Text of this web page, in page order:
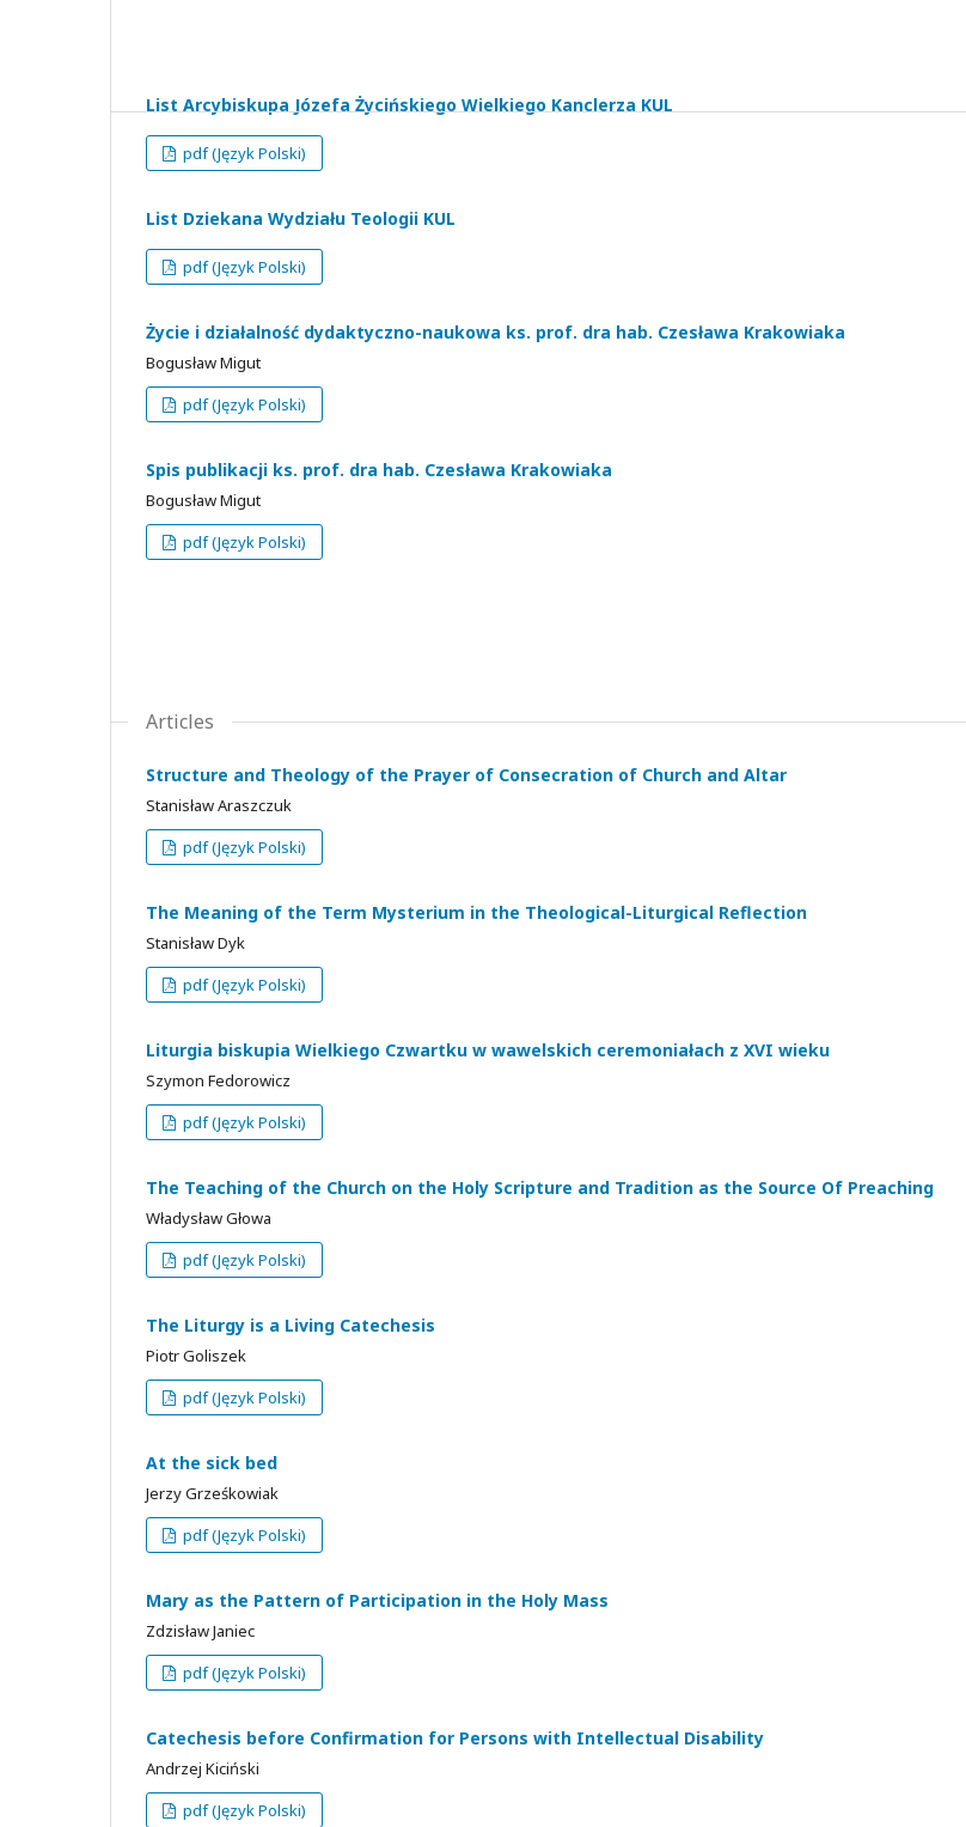
List Arcybiskupa Józefa Życińskiego Wielkiego Kanclerza KUL
pdf (Język Polski)
List Dziekana Wydziału Teologii KUL
pdf (Język Polski)
Życie i działalność dydaktyczno-naukowa ks. prof. dra hab. Czesława Krakowiaka
Bogusław Migut
pdf (Język Polski)
Spis publikacji ks. prof. dra hab. Czesława Krakowiaka
Bogusław Migut
pdf (Język Polski)
Articles
Structure and Theology of the Prayer of Consecration of Church and Altar
Stanisław Araszczuk
pdf (Język Polski)
The Meaning of the Term Mysterium in the Theological-Liturgical Reflection
Stanisław Dyk
pdf (Język Polski)
Liturgia biskupia Wielkiego Czwartku w wawelskich ceremoniałach z XVI wieku
Szymon Fedorowicz
pdf (Język Polski)
The Teaching of the Church on the Holy Scripture and Tradition as the Source Of Preaching
Władysław Głowa
pdf (Język Polski)
The Liturgy is a Living Catechesis
Piotr Goliszek
pdf (Język Polski)
At the sick bed
Jerzy Grześkowiak
pdf (Język Polski)
Mary as the Pattern of Participation in the Holy Mass
Zdzisław Janiec
pdf (Język Polski)
Catechesis before Confirmation for Persons with Intellectual Disability
Andrzej Kiciński
pdf (Język Polski)